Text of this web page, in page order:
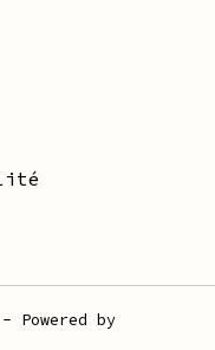
Powered by